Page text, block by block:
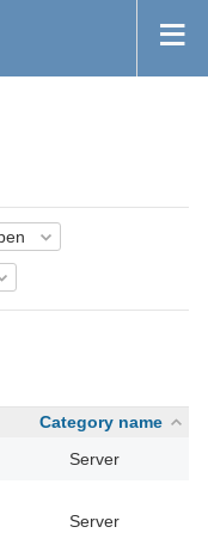
Category name
Server
Server